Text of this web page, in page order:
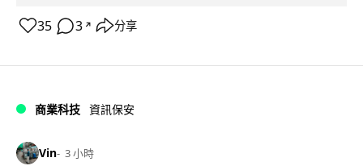
35 3 ↗ 分享
商業科技 資訊保安
Vin 3 小時